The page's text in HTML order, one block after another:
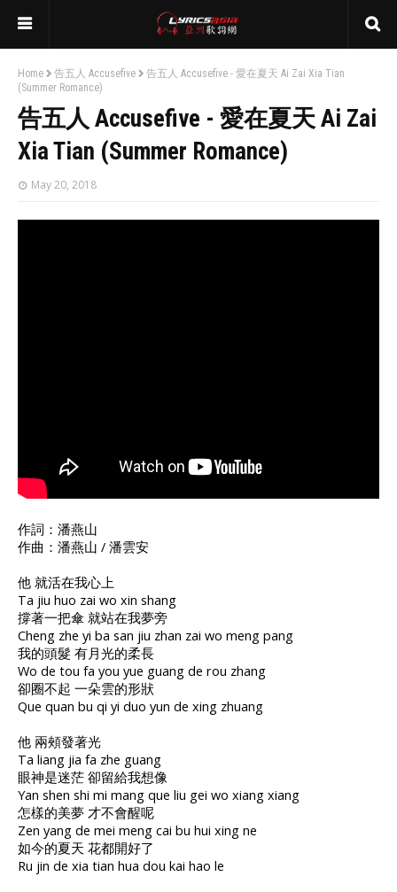
Home 告五人 Accusefive
告五人 Accusefive - 愛在夏天 Ai Zai Xia Tian
(Summer Romance)
告五人 Accusefive - 愛在夏天 Ai Zai
Xia Tian (Summer Romance)
May 20, 2018
作詞：潘燕山
作曲：潘燕山 / 潘雲安
他 就活在我心上
Ta jiu huo zai wo xin shang
撐著一把傘 就站在我夢旁
Cheng zhe yi ba san jiu zhan zai wo meng pang
我的頭髮 有月光的柔長
Wo de tou fa you yue guang de rou zhang
卻圈不起 一朵雲的形狀
Que quan bu qi yi duo yun de xing zhuang
他 兩頰發著光
Ta liang jia fa zhe guang
眼神是迷茫 卻留給我想像
Yan shen shi mi mang que liu gei wo xiang xiang
怎樣的美夢 才不會醒呢
Zen yang de mei meng cai bu hui xing ne
如今的夏天 花都開好了
Ru jin de xia tian hua dou kai hao le